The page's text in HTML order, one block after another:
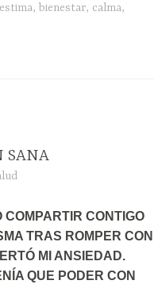
, bienestar, calma,
SANA
COMPARTIR CONTIGO
TRAS ROMPER CON
MI ANSIEDAD.
QUE PODER CON